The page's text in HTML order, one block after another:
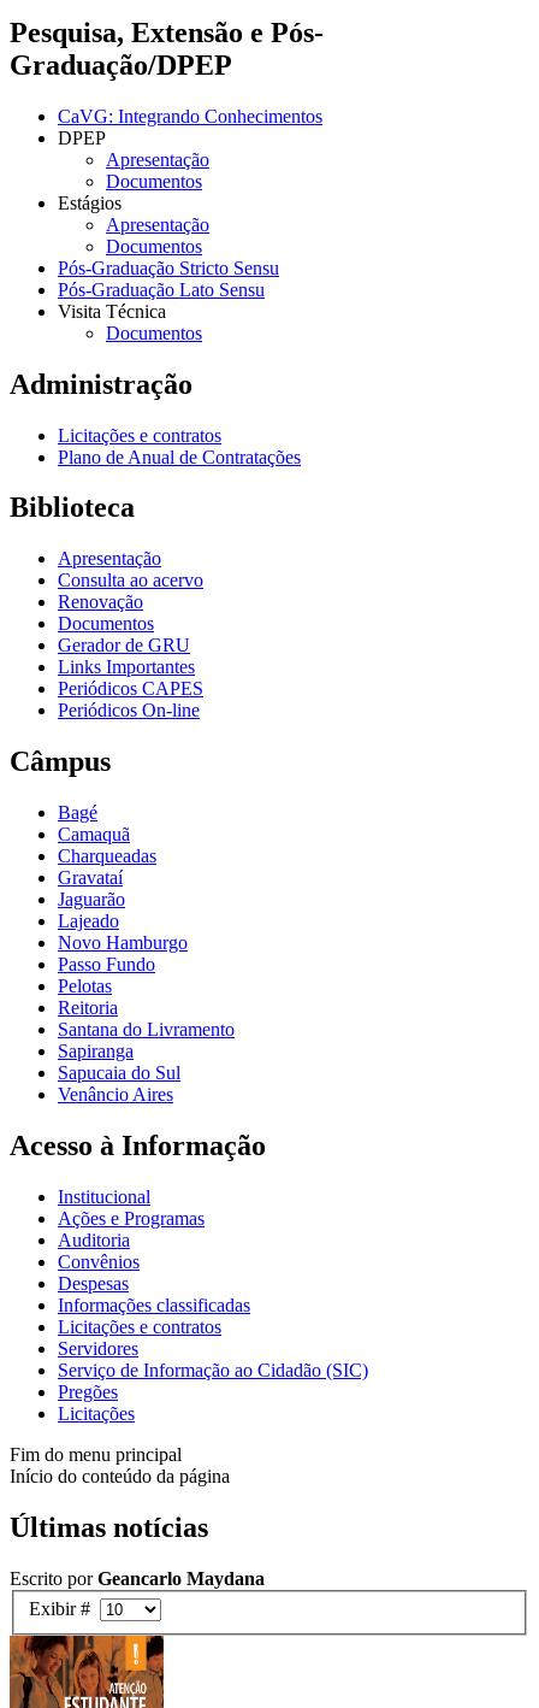
Pesquisa, Extensão e Pós-
Graduação/DPEP
CaVG: Integrando Conhecimentos
DPEP
Apresentação
Documentos
Estágios
Apresentação
Documentos
Pós-Graduação Stricto Sensu
Pós-Graduação Lato Sensu
Visita Técnica
Documentos
Administração
Licitações e contratos
Plano de Anual de Contratações
Biblioteca
Apresentação
Consulta ao acervo
Renovação
Documentos
Gerador de GRU
Links Importantes
Periódicos CAPES
Periódicos On-line
Câmpus
Bagé
Camaquã
Charqueadas
Gravataí
Jaguarão
Lajeado
Novo Hamburgo
Passo Fundo
Pelotas
Reitoria
Santana do Livramento
Sapiranga
Sapucaia do Sul
Venâncio Aires
Acesso à Informação
Institucional
Ações e Programas
Auditoria
Convênios
Despesas
Informações classificadas
Licitações e contratos
Servidores
Serviço de Informação ao Cidadão (SIC)
Pregões
Licitações
Fim do menu principal
Início do conteúdo da página
Últimas notícias
Escrito porGeancarlo Maydana
Exibir #